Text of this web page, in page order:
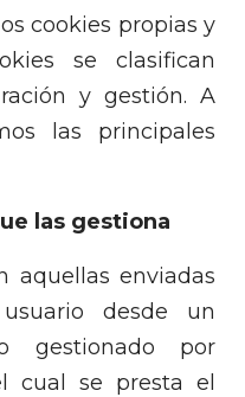
cookies propias y
se clasifican
y gestión. A
las principales
las gestiona
aquellas enviadas
desde un
gestionado por
cual se presta el